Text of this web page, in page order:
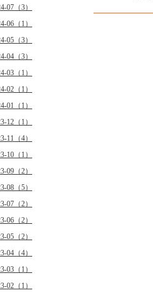
07（3）
06（1）
05（3）
04（3）
03（1）
02（1）
01（1）
12（1）
11（4）
10（1）
09（2）
08（5）
07（2）
06（2）
05（2）
04（4）
03（1）
02（1）